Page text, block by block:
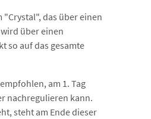
das über einen
über einen
so auf das gesamte
am 1. Tag
nachregulieren kann.
steht am Ende dieser